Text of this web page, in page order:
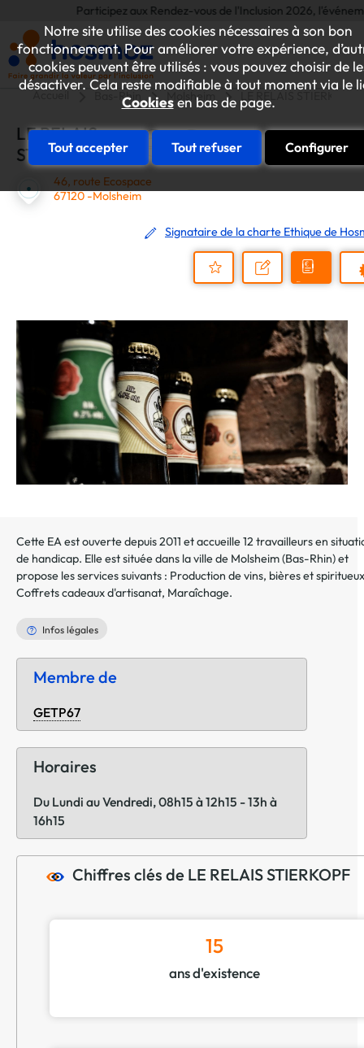
Notre site utilise des cookies nécessaires à son bon
fonctionnement. Pour améliorer votre expérience,
cookies peuvent être utilisés : vous pouvez choisir de
désactiver. Cela reste modifiable à tout moment via le
Cookiesen bas de page.
Tout accepter Tout refuser Configurer
Participez aux Rendez-vous de l'Inclusion 2026,
Accueil Bas-Rhin Molsheim
LE RELAIS
STIERKOPF
46, route Ecospace
67120 -Molsheim
Signataire de la charte Ethique de
Nous
Demander
Cette EA est ouverte depuis 2011 et accueille 12 travailleurs en
de handicap. Elle est située dans la ville de Molsheim(Bas-Rhin) et
propose les services suivants : Production de vins, bières et spiritueux
Coffrets cadeaux d'artisanat, Maraîchage.
Infos légales
Membre de
GETP67
Horaires
Du Lundi au Vendredi, 08h15 à 12h15 - 13h à
16h15
Chiffres clés de LE RELAIS STIERKOPF
15
ans d'existence